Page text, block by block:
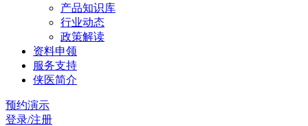
产品知识库
行业动态
政策解读
资料申领
服务支持
侠医简介
预约演示
登录/注册